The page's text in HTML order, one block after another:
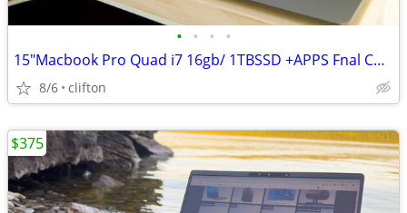
• • • •
15"Macbook Pro Quad i7 16gb/ 1TBSSD +APPS Fnal CUT/Logic/ADOBE SUITE4k
8/6 clifton
$375